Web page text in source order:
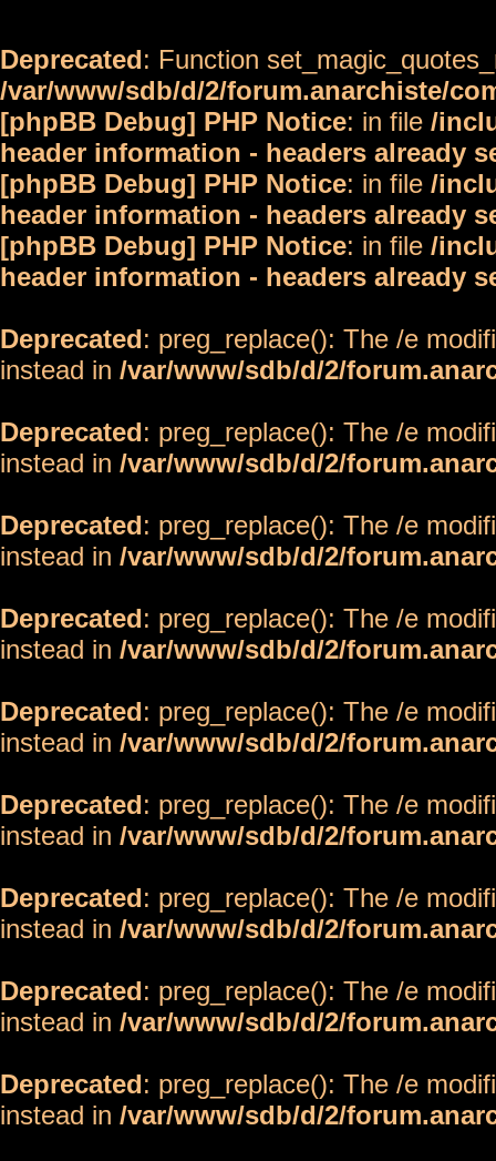
Deprecated: Function
/var/www/sdb/d/2/forum.anarchiste/
[phpBB Debug] PHP Notice: in file /
header information - headers already
[phpBB Debug] PHP Notice: in file /
header information - headers already
[phpBB Debug] PHP Notice: in file /
header information - headers already
Deprecated: preg_replace(): The /e
instead in /var/www/sdb/d/2/
Deprecated: preg_replace(): The /e
instead in /var/www/sdb/d/2/
Deprecated: preg_replace(): The /e
instead in /var/www/sdb/d/2/
Deprecated: preg_replace(): The /e
instead in /var/www/sdb/d/2/
Deprecated: preg_replace(): The /e
instead in /var/www/sdb/d/2/
Deprecated: preg_replace(): The /e
instead in /var/www/sdb/d/2/
Deprecated: preg_replace(): The /e
instead in /var/www/sdb/d/2/
Deprecated: preg_replace(): The /e
instead in /var/www/sdb/d/2/
Deprecated: preg_replace(): The /e
instead in /var/www/sdb/d/2/